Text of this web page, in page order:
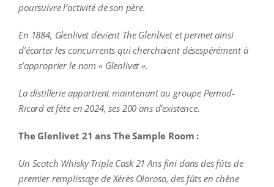
poursuivre l’activité de son père.
En 1884, Glenlivet devient The Glenlivet et permet ainsi
d’écarter les concurrents qui cherchaient désespérément à
s’approprier le nom « Glenlivet ».
La distillerie appartient maintenant au groupe Pernod-
Ricard et fête en 2024, ses 200 ans d’existence.
The Glenlivet 21 ans The Sample Room :
Un Scotch Whisky Triple Cask 21 Ans fini dans des fûts de
premier remplissage de Xérès Oloroso, des fûts en chêne